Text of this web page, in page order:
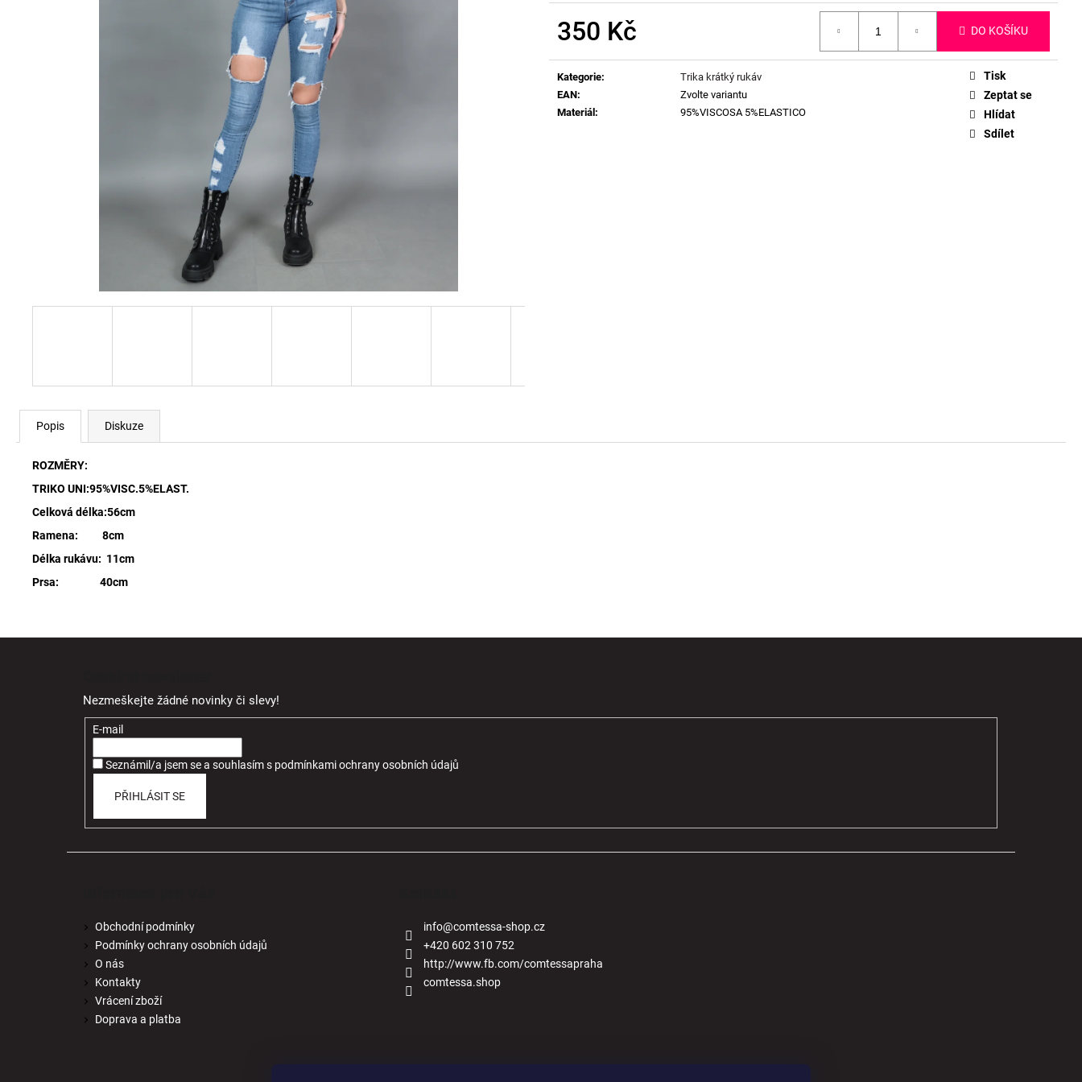
350 Kč DO KOŠÍKU
Kategorie:
Trika krátký rukáv
EAN:
Zvolte variantu
Materiál: 95%VISCOSA 5%ELASTICO
Tisk
Zeptat se
Hlídat
Sdílet
Popis Diskuze
ROZMĚRY:
TRIKO UNI:95%VISC.5%ELAST.
Celková délka:56cm
Ramena: 8cm
Délka rukávu: 11cm
Prsa: 40cm
Nezmeškejte žádné novinky či slevy!
E-mail
Seznámil/a jsem se a souhlasíms podmínkami ochrany osobních údajů
PŘIHLÁSIT SE
Obchodní podmínky
Podmínky ochrany osobních údajů
O nás
Kontakty
Vrácení zboží
Doprava a platba
info@comtessa-shop.cz
+420 602 310 752
http://www.fb.com/comtessapraha
comtessa.shop